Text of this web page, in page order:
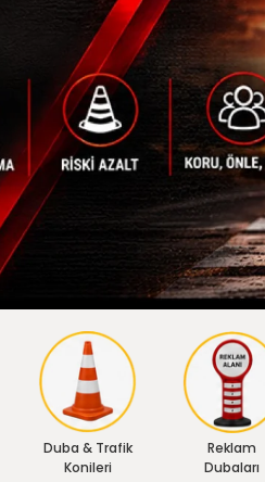
Duba & Trafik
Konileri
Reklam
Dubaları